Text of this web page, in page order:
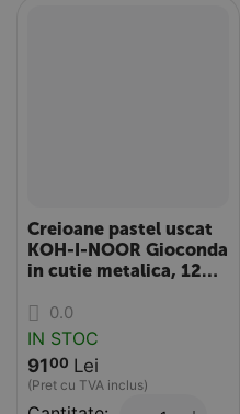
Creioane pastel uscat
KOH-I-NOOR Gioconda
in cutie metalica, 12
0.0
IN STOC
9100 Lei
(Pret cu TVA inclus)